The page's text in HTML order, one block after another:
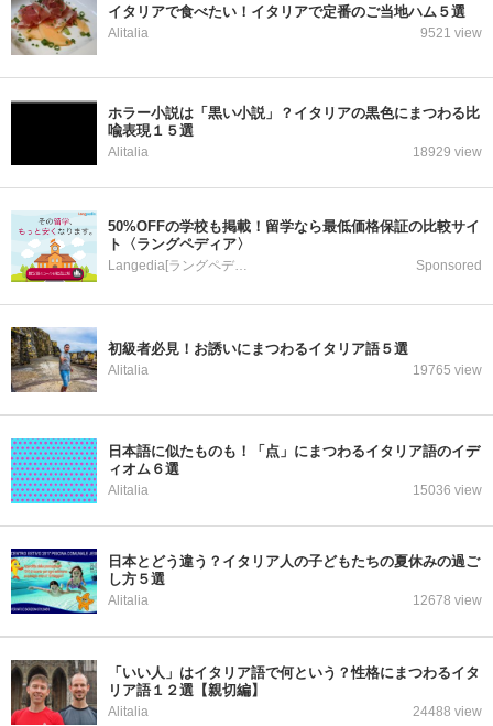
イタリアで食べたい！イタリアで定番のご当地ハム５選
Alitalia 9521 view
ホラー小説は「黒い小説」？イタリアの黒色にまつわる比
喩表現１５選
Alitalia 18929 view
50%OFFの学校も掲載！留学なら最低価格保証の比較サイ
ト〈ラングペディア〉
Langedia[ラングペディア] Sponsored
初級者必見！お誘いにまつわるイタリア語５選
Alitalia 19765 view
日本語に似たものも！「点」にまつわるイタリア語のイデ
ィオム６選
Alitalia 15036 view
日本とどう違う？イタリア人の子どもたちの夏休みの過ご
し方５選
Alitalia 12678 view
「いい人」はイタリア語で何という？性格にまつわるイタ
リア語１２選【親切編】
Alitalia 24488 view